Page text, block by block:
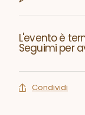
L'evento è
Seguimi per
Condividi